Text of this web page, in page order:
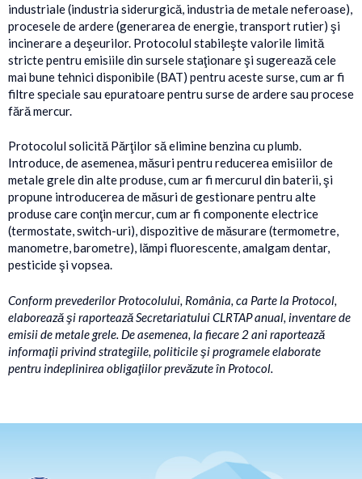
industriale (industria siderurgică, industria de metale neferoase),
procesele de ardere (generarea de energie, transport rutier) şi
incinerare a deşeurilor. Protocolul stabileşte valorile limită
stricte pentru emisiile din sursele staţionare şi sugerează cele
mai bune tehnici disponibile (BAT) pentru aceste surse, cum ar fi
filtre speciale sau epuratoare pentru surse de ardere sau procese
fără mercur.
Protocolul solicită Părţilor să elimine benzina cu plumb.
Introduce, de asemenea, măsuri pentru reducerea emisiilor de
metale grele din alte produse, cum ar fi mercurul din baterii, şi
propune introducerea de măsuri de gestionare pentru alte
produse care conţin mercur, cum ar fi componente electrice
(termostate, switch-uri), dispozitive de măsurare (termometre,
manometre, barometre), lămpi fluorescente, amalgam dentar,
pesticide şi vopsea.
Conform prevederilor Protocolului, România, ca Parte la Protocol,
elaborează şi raportează Secretariatului CLRTAP anual, inventare de
emisii de metale grele. De asemenea, la fiecare 2 ani raportează
informaţii privind strategiile, politicile şi programele elaborate
pentru indeplinirea obligaţiilor prevăzute în Protocol.